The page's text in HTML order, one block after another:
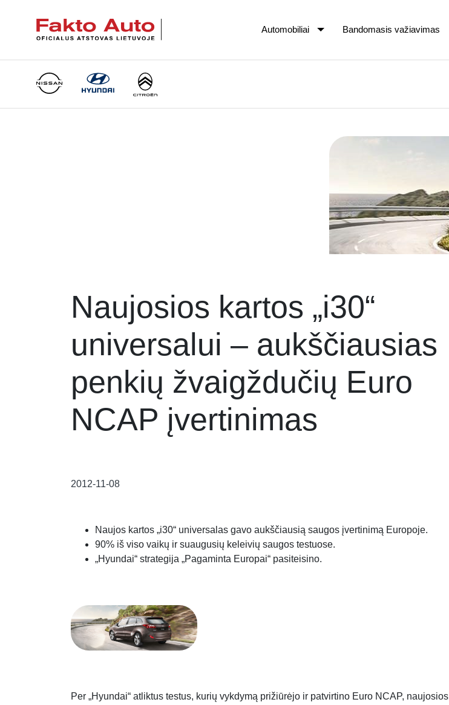
Main Navigation Automobiliai Bandomasis važiavimas
Naujosios kartos „i30“
universalui – aukščiausias
penkių žvaigždučių Euro
NCAP įvertinimas
2012-11-08
Naujos kartos „i30“ universalas gavo aukščiausią saugos įvertinimą Europoje.
90% iš viso vaikų ir suaugusių keleivių saugos testuose.
„Hyundai“ strategija „Pagaminta Europai“ pasiteisino.
Per „Hyundai“ atliktus testus, kurių vykdymą prižiūrėjo ir patvirtino Euro NCAP, naujosios